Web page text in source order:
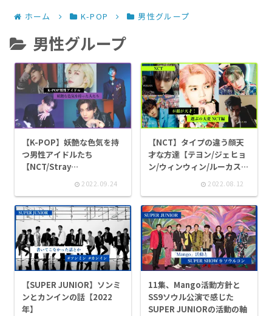
ホーム K-POP 男性グループ
男性グループ
【K-POP】妖艶な色気を持
つ男性アイドルたち
【NCT/Stray
Kids/BTS/VIXX/ENHYPEN
2022.09.24
【NCT】タイプの違う顔天
才な方達【テヨン/ジェヒョ
ン/ウィンウィン/ルーカス/
2022.08.12
【SUPER JUNIOR】ソンミ
ンとカンインの話【2022
年】
11集、Mango活動方針と
SS9ソウル公演で感じた
SUPER JUNIORの活動の軸